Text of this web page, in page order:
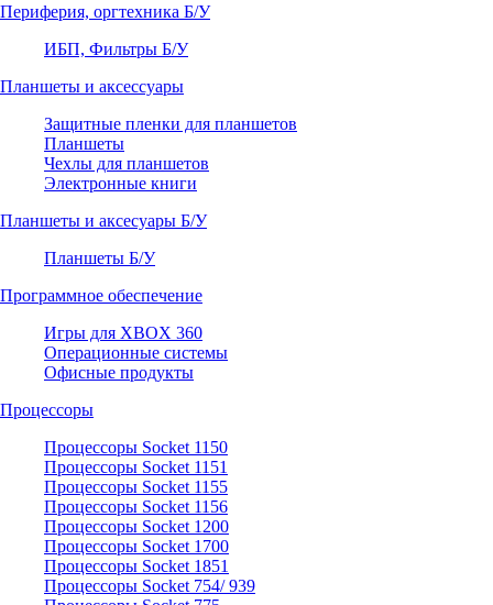
Периферия, оргтехника Б/У
ИБП, Фильтры Б/У
Планшеты и аксессуары
Защитные пленки для планшетов
Планшеты
Чехлы для планшетов
Электронные книги
Планшеты и аксесуары Б/У
Планшеты Б/У
Программное обеспечение
Игры для XBOX 360
Операционные системы
Офисные продукты
Процессоры
Процессоры Socket 1150
Процессоры Socket 1151
Процессоры Socket 1155
Процессоры Socket 1156
Процессоры Socket 1200
Процессоры Socket 1700
Процессоры Socket 1851
Процессоры Socket 754/ 939